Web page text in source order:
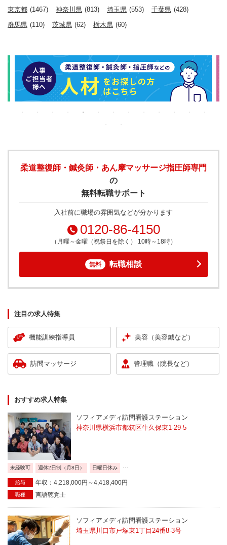
東京都 (1467) 神奈川県 (813) 埼玉県 (553) 千葉県 (428)
群馬県 (110) 茨城県 (62) 栃木県 (60)
柔道整復師・鍼灸師・あん摩マッサージ指圧師専門
の
無料転職サポート
入社前に職場の雰囲気などが分かります
0120-86-4150
（月曜～金曜（祝祭日を除く） 10時～18時）
無料 転職相談
注目の求人特集
機能訓練指導員 美容（美容鍼など）
訪問マッサージ 管理職（院長など）
おすすめ求人特集
ソフィアメディ訪問看護ステーション
神奈川県横浜市都筑区牛久保東1-29-5
未経験可 週休2日制（月8日） 日曜日休み
給与 年収：4,218,000円～4,418,400円
職種 言語聴覚士
ソフィアメディ訪問看護ステーション
埼玉県川口市戸塚東1丁目24番8-3号